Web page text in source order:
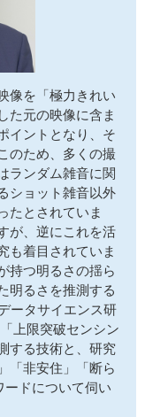
像を「極力きれい
た元の映像に含ま
イントとなり、そ
のため、多くの撮
ランダム雑音に関
ショット雑音以外
たとされていま
が、逆にこれを活
も着目されていま
持つ明るさの揺ら
明るさを推測する
ータサイエンス研
上限突破センシン
する技術と、研究
「非安住」「断ら
ドについて伺い